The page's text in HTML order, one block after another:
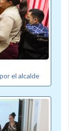
el alcalde